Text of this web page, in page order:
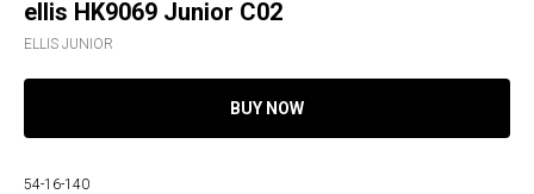
ellis HK9069 Junior C02
ELLIS JUNIOR
BUY NOW
54-16-140